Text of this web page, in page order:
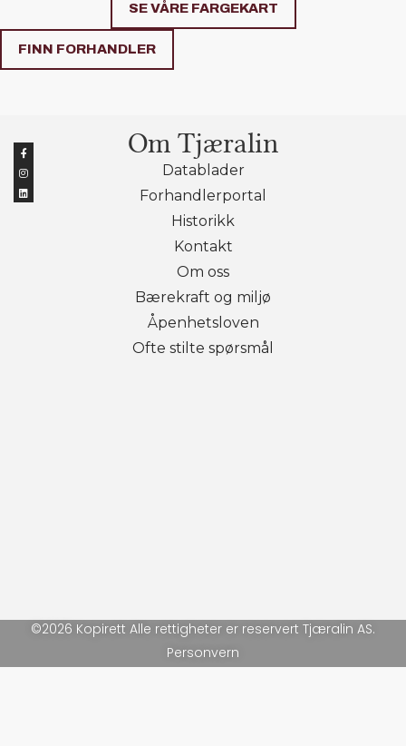
SE VÅRE FARGEKART
FINN FORHANDLER
Om Tjæralin
Datablader
Forhandlerportal
Historikk
Kontakt
Om oss
Bærekraft og miljø
Åpenhetsloven
Ofte stilte spørsmål
©2026 Kopirett Alle rettigheter er reservert Tjæralin AS.
Personvern